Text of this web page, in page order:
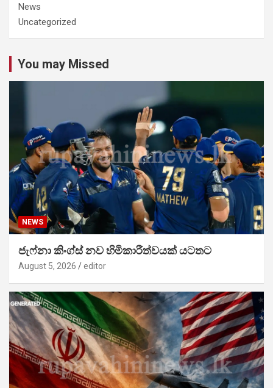
News
Uncategorized
You may Missed
NEWS
ජැෆ්නා කිංග්ස් නව හිමිකාරීත්වයක් යටතට
August 5, 2026 editor